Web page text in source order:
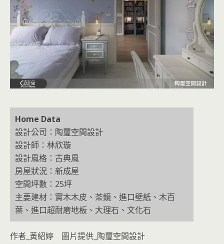
Home Data
設計公司：陶璽空間設計
設計師：林欣璇
設計風格：古典風
房屋狀況：新成屋
空間坪數：25坪
主要建材：實木木皮、茶鏡、進口壁紙、木百
葉、進口超耐磨地板、大理石、文化石
作者_黃紹婷 圖片提供_陶璽空間設計